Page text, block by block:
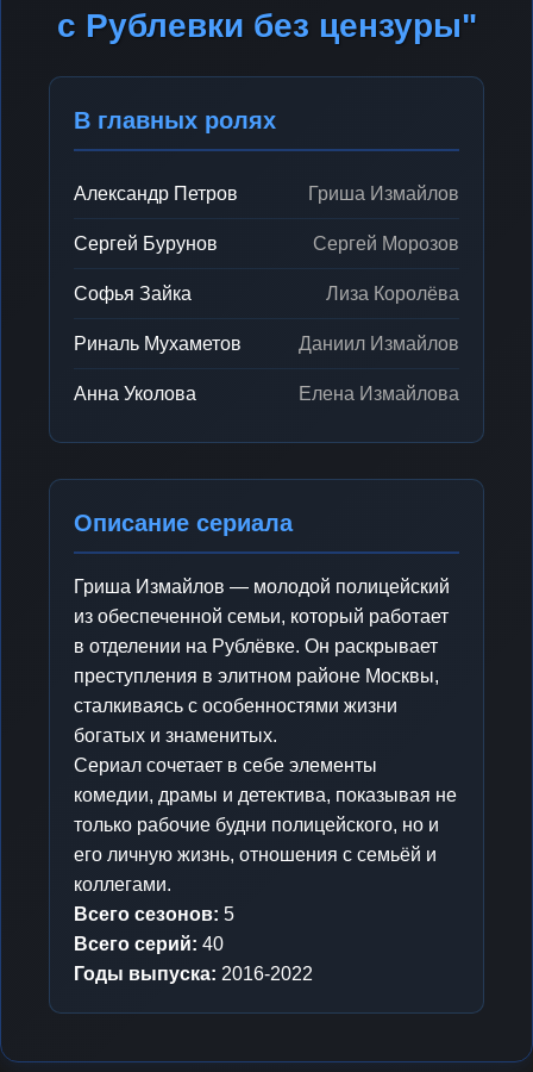
с Рублевки без цензуры"
В главных ролях
Александр Петров Гриша Измайлов
Сергей Бурунов Сергей Морозов
Софья Зайка Лиза Королёва
Риналь Мухаметов Даниил Измайлов
Анна Уколова Елена Измайлова
Описание сериала
Гриша Измайлов — молодой полицейский
из обеспеченной семьи, который работает
в отделении на Рублёвке. Он раскрывает
преступления в элитном районе Москвы,
сталкиваясь с особенностями жизни
богатых и знаменитых.
Сериал сочетает в себе элементы
комедии, драмы и детектива, показывая не
только рабочие будни полицейского, но и
его личную жизнь, отношения с семьёй и
коллегами.
Всего сезонов: 5
Всего серий: 40
Годы выпуска: 2016-2022